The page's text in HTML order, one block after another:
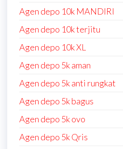
Agen depo 10k MANDIRI
Agen depo 10k terjitu
Agen depo 10k XL
Agen depo 5k aman
Agen depo 5k anti rungkat
Agen depo 5k bagus
Agen depo 5k ovo
Agen depo 5k Qris